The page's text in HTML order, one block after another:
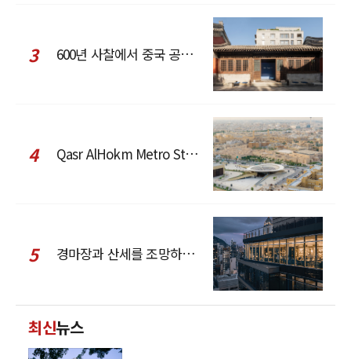
3 600년 사찰에서 중국 공예와 현대 패션을 직조한 ZARA x Fanglu Lin Pop-Up
4 Qasr AlHokm Metro Station, 구도심과 현대 공공 인프라의 접점을 제안하다
5 경마장과 산세를 조망하는 CCD Hong Kong Creative Center
최신뉴스